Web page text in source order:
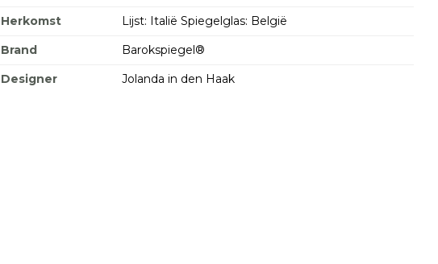
Herkomst
Lijst: Italië Spiegelglas: België
Brand
Barokspiegel®
Designer
Jolanda in den Haak